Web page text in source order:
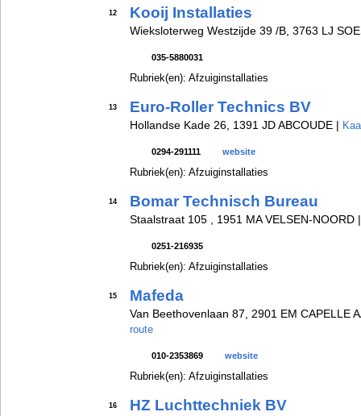
12 Kooij Installaties
Wieksloterweg Westzijde 39 /B, 3763 LJ
035-5880031
Rubriek(en): Afzuiginstallaties
13 Euro-Roller Technics BV
Hollandse Kade 26, 1391 JD ABCOUDE |
0294-291111 website
Rubriek(en): Afzuiginstallaties
14 Bomar Technisch Bureau
Staalstraat 105 , 1951 MA VELSEN-NOORD
0251-216935
Rubriek(en): Afzuiginstallaties
15 Mafeda
Van Beethovenlaan 87, 2901 EM CAPELLE
route
010-2353869 website
Rubriek(en): Afzuiginstallaties
16 HZ Luchttechniek BV